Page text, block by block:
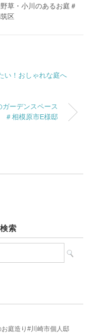
草・小川のあるお庭＃
区
い！おしゃれな庭へ
ーデンスペース
＃相模原市E様邸
索
庭造り#川崎市個人邸